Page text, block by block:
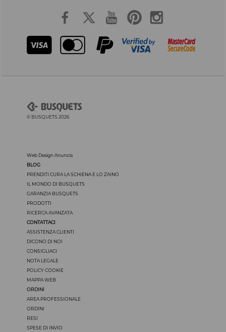
© BUSQUETS 2026
Web Design Anunzia
BLOG
PRENDITI CURA LA SCHIENA E LO ZAINO
IL MONDO DI BUSQUETS
GARANZIA BUSQUETS
PRODOTTI
RICERCA AVANZATA
CONTATTACI
ASSISTENZA CLIENTI
DICONO DI NOI
CONSIGLIACI
NOTA LEGALE
POLICY COOKIE
MAPPA WEB
ORDINI
AREA PROFESSIONALE
ORDINI
RESI
SPESE DI INVIO